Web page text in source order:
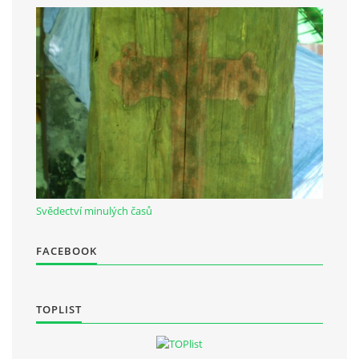
Občanská vzdělávací jednota "Komenský" v Choceradech z.s.
Chocerady 4
257 24 Chocerady
IČ: 498 28 614
Kontaktní osoba:
Mgr. Miroslava Cinkeisová
723 967 851
Svědectví minulých časů
FACEBOOK
TOPLIST